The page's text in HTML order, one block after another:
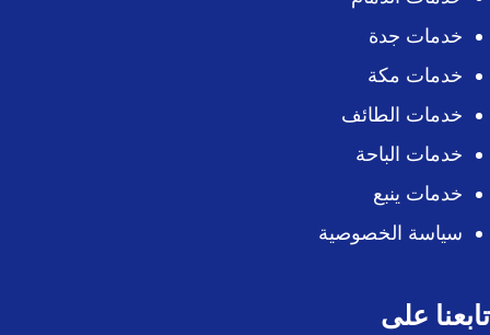
خدمات جدة
خدمات مكة
خدمات الطائف
خدمات الباحة
خدمات ينبع
سياسة الخصوصية
تابعنا على